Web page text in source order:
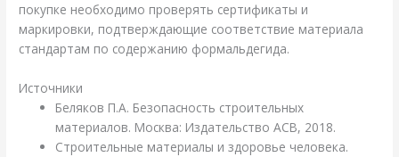
покупке необходимо проверять сертификаты и
маркировки, подтверждающие соответствие материала
стандартам по содержанию формальдегида.
Источники
Беляков П.А. Безопасность строительных
материалов. Москва: Издательство АСВ, 2018.
Строительные материалы и здоровье человека.